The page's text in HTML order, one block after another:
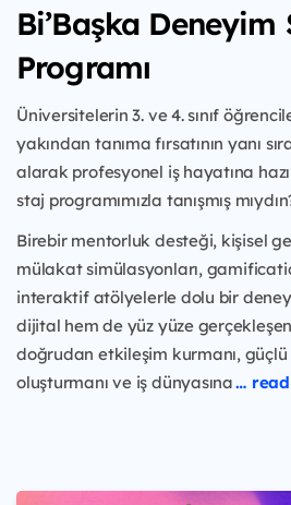
Bi’Başka Deneyim
Programı
Üniversitelerin 3. ve 4. sınıf
yakından tanıma fırsatının yanı
alarak profesyonel iş hayatına
staj programımızla tanışmış
Birebir mentorluk desteği, kişisel
mülakat simülasyonları,
interaktif atölyelerle dolu bir
dijital hem de yüz yüze
doğrudan etkileşim kurmanı,
oluşturmanı ve iş dünyasına…